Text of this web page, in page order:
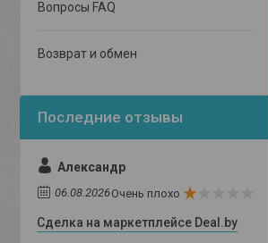
Вопросы FAQ
Возврат и обмен
Александр
06.08.2026Очень плохо
Сделка на маркетплейсе Deal.by